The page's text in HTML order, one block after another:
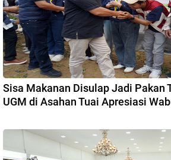
Sisa Makanan Disulap Jadi Pakan
UGM di Asahan Tuai Apresiasi